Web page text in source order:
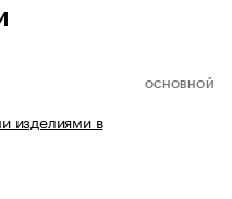
ОСНОВНОЙ
изделиями в